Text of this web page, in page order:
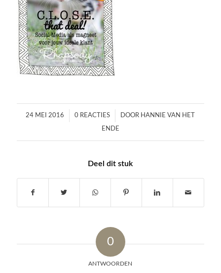
24 MEI 2016
/ 0 REACTIES
/ DOOR HANNIE VAN HET
ENDE
Deel dit stuk
0
ANTWOORDEN